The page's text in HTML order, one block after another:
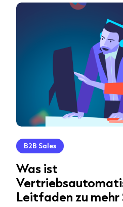
B2B Sales
Was ist
Leitfaden zu mehr